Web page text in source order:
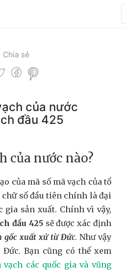
Chia sẻ
của nước
đầu 425
của nước nào?
của mã số mã vạch của tổ
chữ số đầu tiên chính là đại
gia sản xuất. Chính vì vậy,
đầu 425sẽ được xác định
gốc xuất xứ từ Đức. Như vậy
Đức. Bạn cũng có thể xem
vạch các quốc gia và vũng